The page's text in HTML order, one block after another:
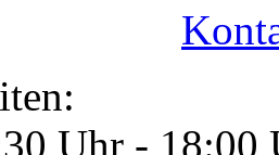
Uhr - 18:00